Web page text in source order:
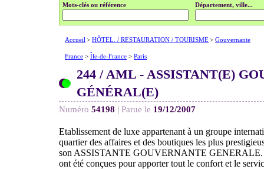
Mots-clés ou référence Département, ville...
Accueil > HÔTEL. / RESTAURATION / TOURISME> Gouvernante
France > Île-de-France > Paris
244 / AML - ASSISTANT(E)
GÉNÉRAL(E)
Numéro 54198 | Parue le 19/12/2007
Etablissement de luxe appartenant à un groupe
quartier des affaires et des boutiques les plus
son ASSISTANTE GOUVERNANTE GENERALE.
ont été conçues pour apporter tout le confort et le